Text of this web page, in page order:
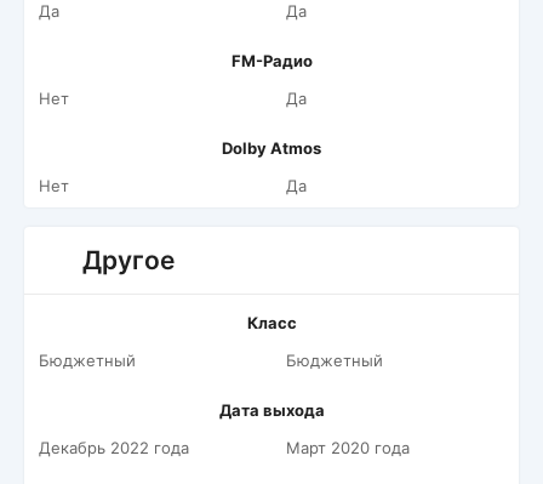
Да
Да
FM-Радио
Нет
Да
Dolby Atmos
Нет
Да
Другое
Класс
Бюджетный
Бюджетный
Дата выхода
Декабрь 2022 года
Март 2020 года